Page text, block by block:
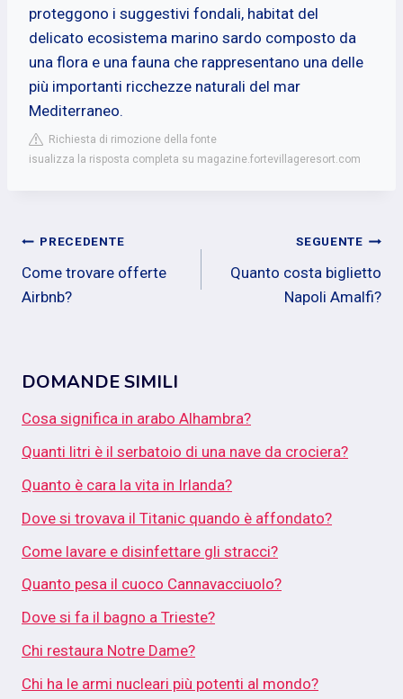
proteggono i suggestivi fondali, habitat del
delicato ecosistema marino sardo composto da
una flora e una fauna che rappresentano una delle
più importanti ricchezze naturali del mar
Mediterraneo.
Richiesta di rimozione della fonte
isualizza la risposta completa su magazine.fortevillageresort.com
Navigazione
articoli
PRECEDENTE
Come trovare offerte
Airbnb?
SEGUENTE
Quanto costa biglietto
Napoli Amalfi?
DOMANDE SIMILI
Cosa significa in arabo Alhambra?
Quanti litri è il serbatoio di una nave da crociera?
Quanto è cara la vita in Irlanda?
Dove si trovava il Titanic quando è affondato?
Come lavare e disinfettare gli stracci?
Quanto pesa il cuoco Cannavacciuolo?
Dove si fa il bagno a Trieste?
Chi restaura Notre Dame?
Chi ha le armi nucleari più potenti al mondo?